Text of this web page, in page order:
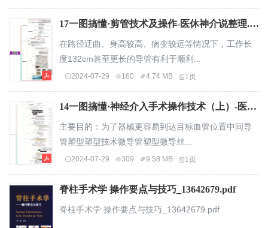
17一图搞懂·剪管技术及操作-医休神介说整理.pdf
在路径迂曲、身高较高、病变较远等情况下，工作长
度132cm甚至更长的导管有利于顺利...
2024-07-29 160 4.74 MB 1页
14一图搞懂·神经介入手术操作技术（上）-医休神界说整理.pdf
主要目的：为了器械更容易到达目标血管位置中间导
管塑型塑型技术微导管塑型微导丝...
2024-07-29 309 9.58 MB 1页
脊柱手术学 操作要点与技巧_13642679.pdf
脊柱手术学 操作要点与技巧_13642679.pdf